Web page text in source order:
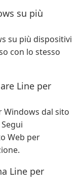
su più
su più dispositivi
con lo stesso
Line per
Windows dal sito
Web per
Line per